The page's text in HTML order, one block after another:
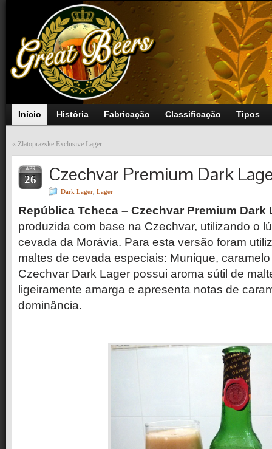
Início História Fabricação Classificação Tipos
« Zlatoprazske Exclusive Lager
ABR
26 Czechvar Premium Dark
Dark Lager Lager
República Tcheca – Czechvar Premium Dark
produzida com base na Czechvar, utilizando o
cevada da Morávia. Para esta versão foram
maltes de cevada especiais: Munique,
Czechvar Dark Lager possui aroma sútil de
ligeiramente amarga e apresenta notas de
dominância.